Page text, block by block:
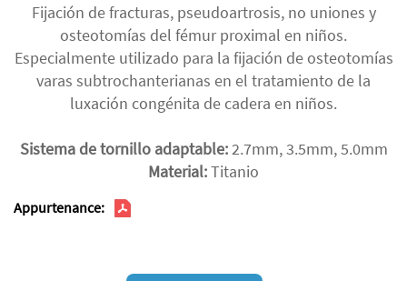
Fijación de fracturas, pseudoartrosis, no uniones y
osteotomías del fémur proximal en niños.
Especialmente utilizado para la fijación de osteotomías
varas subtrochanterianas en el tratamiento de la
luxación congénita de cadera en niños.
Sistema de tornillo adaptable:2.7mm, 3.5mm, 5.0mm
Material:Titanio
Appurtenance: